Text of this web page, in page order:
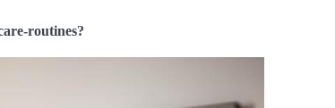
routines?